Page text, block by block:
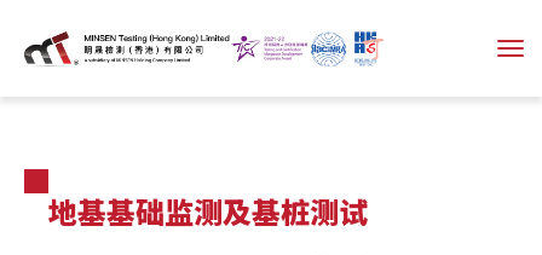
地基基础监测及基桩测试